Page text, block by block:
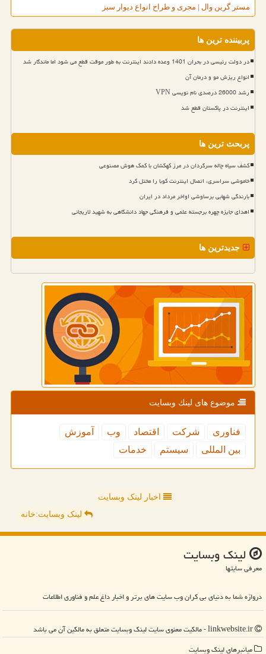
مستر گرین وال | مجری و طراح انواع دیوار سبز
پربیننده ترین ها
در دولت رئیسی در بحران 1401 وعده دادند اینترنت به طور موقت قطع می شود اما ماندگار شد
انواع ریزش مو و درمان آن
رشد 26000 درصدی نام نویسی VPN
اینترنت در پاکستان قطع شد
پربحث ترین ها
کشف سیاه چاله سرگردان در مرز کهکشان با کمک هوش مصنوعی
خاموشی سراسری، اتصال اینترنت کوبا را مختل کرد
بارندگی شهابی برساوشی اواخر مرداد در ایران
اهدای جایزه چهره برجسته علمی و فرهنگی جهاد دانشگاهی به شهید لاریجانی
جدیدترین ها
موضوع های لینك وبسایت
فناوری شركت اقتصاد وب
آموزش
بین المللی
سیستم خدمات
اخبار لینک وبسایت
لینک وبسایت:خانه
لینك وبسایت
معرفی سایتها
دروازه شما به دنیای بی کران وب سایت های برتر و اخبار داغ علم و فناوری اطلاعات
میانبرهای لینك وبسایت